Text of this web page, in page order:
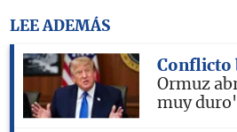
LEE ADEMÁS
Conflicto
Ormuz
muy